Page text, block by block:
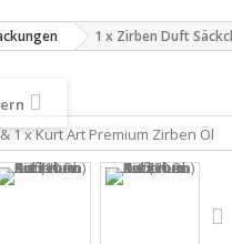
1 x Zirben Duft